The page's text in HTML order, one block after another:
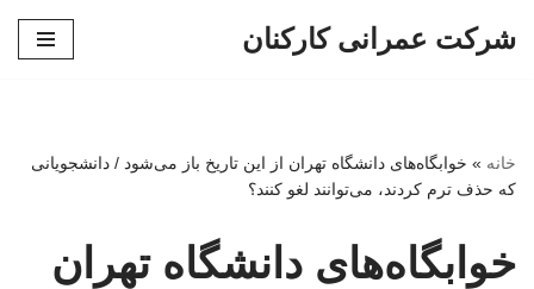
شرکت عمرانی کارکنان
خانه » خوابگاه‌های دانشگاه تهران از این تاریخ باز می‌شود / دانشجویانی
که حذف ترم کردند، می‌توانند لغو کنند؟
خوابگاه‌های دانشگاه تهران